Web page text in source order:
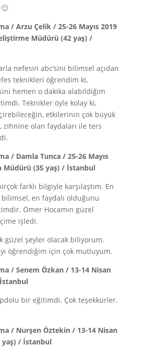
/ Arzu Çelik / 25-26 Mayıs 2019
Müdürü (42 yaş) /
nefesin abc’sini bilimsel açıdan
teknikleri öğrendim ki,
hemen o dakika alabildiğim
Teknikler öyle kolay ki,
etkilerinin çok büyük
zihnine olan faydaları ile ters
/ Damla Tunca / 25-26 Mayıs
Müdürü (35 yaş) / İstanbul
farklı bilgiyle karşılaştım. En
bilimsel, en faydalı olduğunu
Ömer Hocamın güzel
işledi.
güzel şeyler olacak biliyorum.
öğrendiğim için çok mutluyum.
/ Senem Özkan / 13-14 Nisan
bir eğitimdi. Çok teşekkürler.
/ Nurşen Öztekin / 13-14 Nisan
yaş) / İstanbul